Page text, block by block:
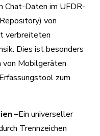
Chat-Daten im UFDR-
von
verbreiteten
Dies ist besonders
von Mobilgeräten
zum
–Ein universeller
Trennzeichen